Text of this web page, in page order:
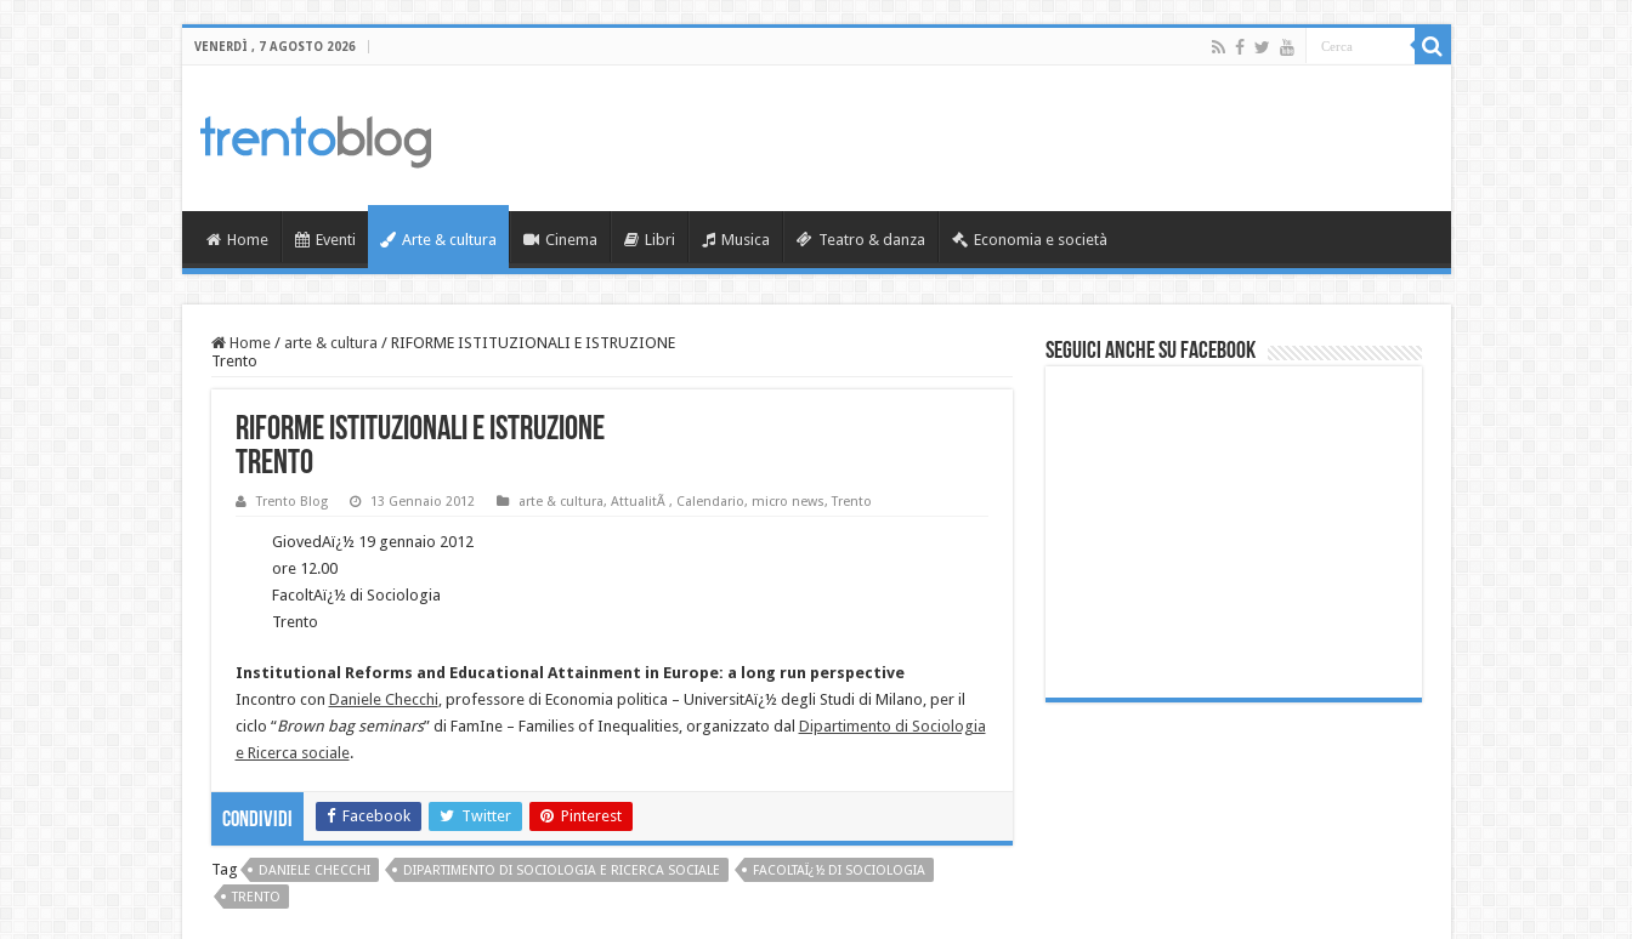
VENERDÌ , 7 AGOSTO 2026
Home Eventi Arte & cultura Cinema Libri Musica Teatro & danza Economia e società
Home / arte & cultura / RIFORME ISTITUZIONALI E ISTRUZIONE
Trento
RIFORME ISTITUZIONALI E ISTRUZIONE
Trento
Trento Blog 13 Gennaio 2012 arte & cultura, AttualitÃ , Calendario, micro news,Trento
GiovedAï¿½ 19 gennaio 2012
ore 12.00
FacoltAï¿½ di Sociologia
Trento
Institutional Reforms and Educational Attainment in Europe: a long run perspective
Incontro con Daniele Checchi , professore di Economia politica – UniversitAï¿½ degli Studi di Milano, per il
ciclo “Brown bag seminars” di FamIne – Families of Inequalities, organizzato dal Dipartimento di Sociologia
e Ricerca sociale.
Condividi Facebook Twitter Pinterest
Tag DANIELE CHECCHI DIPARTIMENTO DI SOCIOLOGIA E RICERCA SOCIALE
FACOLTAÏ¿½ DI SOCIOLOGIA
TRENTO
Seguici anche su Facebook